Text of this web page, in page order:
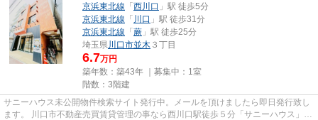
京浜東北線 「 西川口 」駅 徒歩5分
京浜東北線 「 川口 」駅 徒歩31分
京浜東北線 「 蕨 」駅 徒歩25分
埼玉県川口市並木 ３丁目
6.7万円
築年数：築43年 ｜募集中： 1室
階数：3階建
サニーハウス未公開物件検索サイト発行中。メールを頂けましたら即日発行致し
ます。 川口市不動産売買賃貸管理の事なら西川口駅徒歩５分「サニーハウス」へ